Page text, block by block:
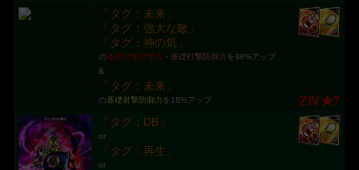
「タグ：未来」
「タグ：強大な敵」
「タグ：神の気」
の基礎打撃攻撃力 ・ 基礎打撃防御力 を38%アップ
&
「タグ：未来」
の基礎射撃防御力 を18%アップ ZⅣ★7
「タグ：DB」
or
「タグ：再生」
or